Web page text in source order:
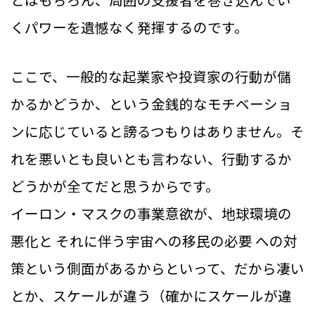
くパワーを遺憾なく発揮するのです。
ここで、一般的な起業家や投資家の行動が儲
かるかどうか、という金銭的なモチベーショ
ンに応じていると謗るつもりはありません。そ
れを悪いとも良いとも言わない、行動するか
どうかが全てだと思うからです。
イーロン・マスクの事業意欲が、地球環境の
悪化と それに伴う宇宙への移民の必要 への対
策という側面があるからといって、だから凄い
とか、スケールが違う（確かにスケールが違